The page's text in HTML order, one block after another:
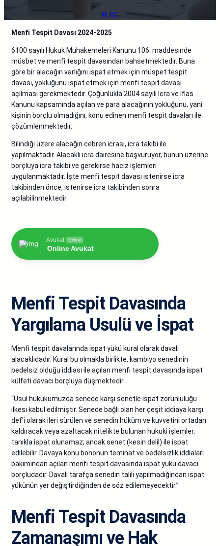
BLOG
Menfi Tespit Davası 2024-2025
6100 sayılı Hukuk Muhakemeleri Kanunu 106. maddesinde
müsbet ve menfi tespit davasından bahsetmektedir. Buna
göre bir alacağın varlığını ispat etmek için müspet tespit
davası, yokluğunu ispat etmek için menfi tespit davası
açılması gerekmektedir. Çoğunlukla 2004 sayılı İcra ve İflas
Kanunu kapsamında açılan ve para alacağının yokluğunu, yani
kişinin borçlu olmadığını, konu edinen menfi tespit davaları ile
çözümlenmektedir.
Bilindiği üzere alacağın cebren icrası, icra takibi ile
yapılmaktadır. Alacaklı icra dairesine başvuruyor, bunun üzerine
borçluya icra takibi ve gerekirse haciz işlemleri
uygulanmaktadır. İşte menfi tespit davası istenirse icra
takibinden önce, istenirse icra takibinden sonra
açılabilinmektedir
Avukat Online
Online Avukat
Menfi Tespit Davasında
Yargılama Usulü ve İspat
Menfi tespit davalarında ispat yükü kural olarak davalı
alacaklıdadır. Kural bu olmakla birlikte, kambiyo senedinin
bedelsiz olduğu iddiası ile açılan menfi tespit davasında ispat
külfeti davacı borçluya düşmektedir.
“Usul hukukumuzda senede karşı senetle ispat zorunluluğu
ilkesi kabul edilmiştir. Senede bağlı olan her çeşit iddiaya karşı
def’i olarak ileri sürülen ve senedin hüküm ve kuvvetini ortadan
kaldıracak veya azaltacak nitelikte bulunan hukuki işlemler,
tanıkla ispat olunamaz; ancak senet (kesin delil) ile ispat
edilebilir. Davaya konu bononun teminat ve bedelsizlik iddiaları
bakımından açılan menfi tespit davasında ispat yükü davacı
borçludadır. Davalı tarafça senedin talili yapılmadığından ispat
yükünün yer değiştirdiğinden de söz edilemeyecektir.”
Menfi Tespit Davasında
Zamanaşımı ve Hak